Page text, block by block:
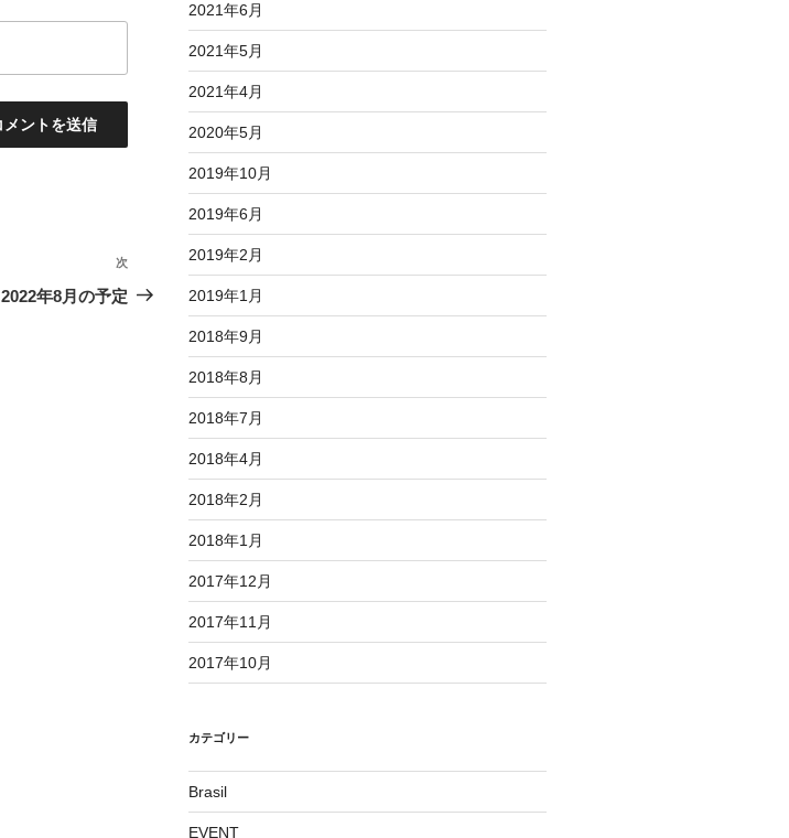
の
次
2022年8月の予定
2021年6月
2021年5月
2021年4月
2020年5月
2019年10月
2019年6月
2019年2月
2019年1月
2018年9月
2018年8月
2018年7月
2018年4月
2018年2月
2018年1月
2017年12月
2017年11月
2017年10月
カテゴリー
Brasil
EVENT